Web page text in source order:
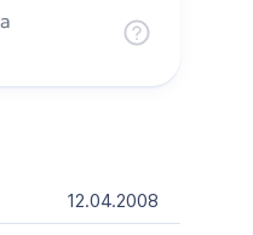
12.04.2008